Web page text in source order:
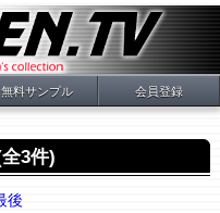
無料サンプル 会員登録
3件)
後